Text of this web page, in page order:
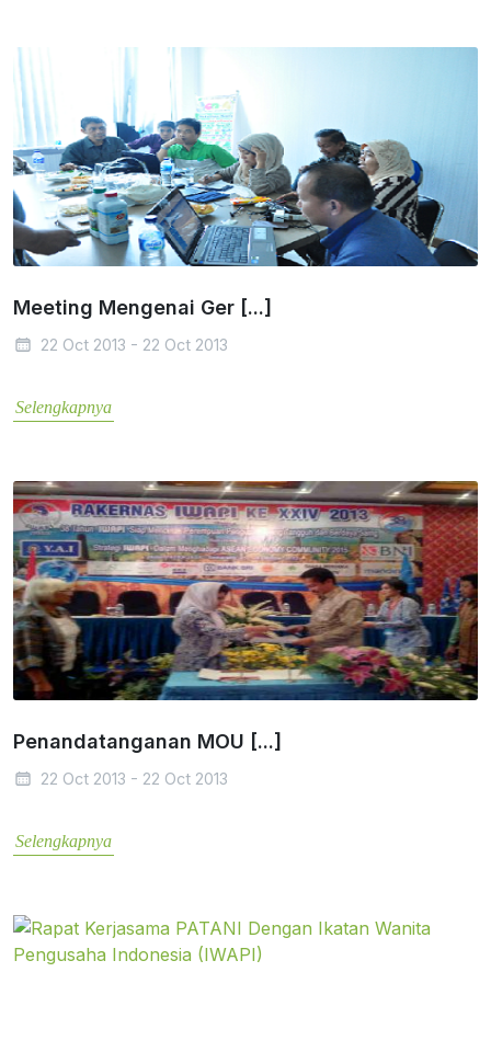
Meeting Mengenai Ger [...]
22 Oct 2013 - 22 Oct 2013
Selengkapnya
Penandatanganan MOU [...]
22 Oct 2013 - 22 Oct 2013
Selengkapnya